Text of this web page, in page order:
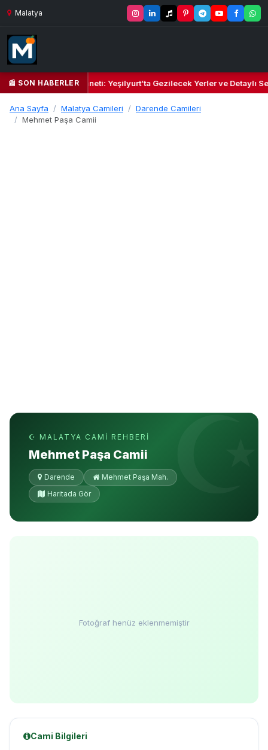
Malatya
📰 SON HABERLER
Kalbi ve Kültür Cenneti: Yeşilyurt’ta Gezilecek Yerler ve Detaylı
Ana Sayfa Malatya Camileri
Darende Camileri
Mehmet Paşa Camii
☪ MALATYA CAMI REHBERI
Mehmet Paşa Camii
Darende
Mehmet Paşa Mah.
Haritada Gör
Fotoğraf henüz eklenmemiştir
Cami Bilgileri